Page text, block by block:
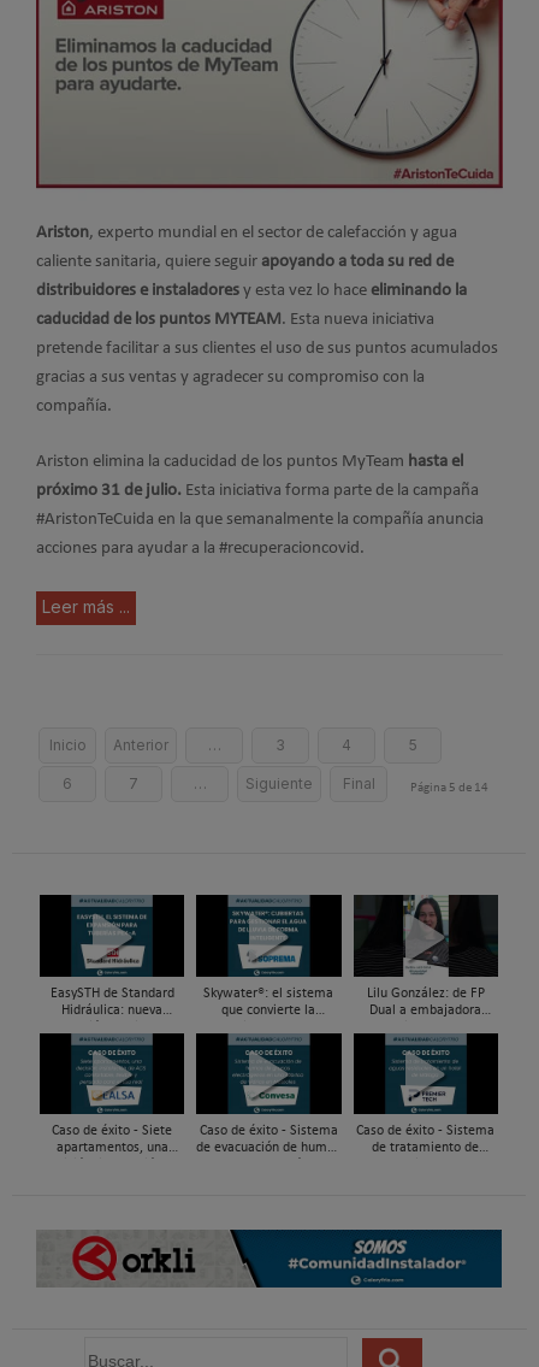
Ariston, experto mundial en el sector de calefacción y agua
caliente sanitaria, quiere seguir apoyando a toda su red de
distribuidores e instaladores y esta vez lo hace eliminando la
caducidad de los puntos MYTEAM . Esta nueva iniciativa
pretende facilitar a sus clientes el uso de sus puntos acumulados
gracias a sus ventas y agradecer su compromiso con la
compañía.
Ariston elimina la caducidad de los puntos MyTeam hasta el
próximo 31 de julio. Esta iniciativa forma parte de la campaña
#AristonTeCuida en la que semanalmente la compañía anuncia
acciones para ayudar a la #recuperacioncovid.
Leer más ...
Inicio Anterior … 3 4 5
6 7 … Siguiente Final Página 5 de 14
EasySTH de Standard
Hidráulica: nueva
de expansión para
tuberías PEX
Skywater®: el sistema
que convierte la
infraestructura activa de
gestión del agua...
Lilu González: de FP
Dual a embajadora
| Mecatrónica Industrial
Caso de éxito - Siete
apartamentos, una
Caso de éxito - Sistema
de evacuación de humos
Caso de éxito - Sistema
de tratamiento de